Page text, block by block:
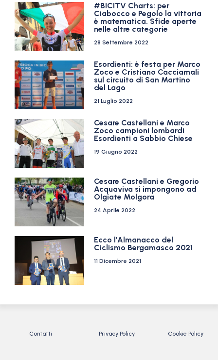
#BICITV Charts: per
Ciabocco e Pegolo la vittoria
è matematica. Sfide aperte
nelle altre categorie
28 Settembre 2022
Esordienti: è festa per Marco
Zoco e Cristiano Cacciamali
sul circuito di San Martino
del Lago
21 Luglio 2022
Cesare Castellani e Marco
Zoco campioni lombardi
Esordienti a Sabbio Chiese
19 Giugno 2022
Cesare Castellani e Gregorio
Acquaviva si impongono ad
Olgiate Molgora
24 Aprile 2022
Ecco l’Almanacco del
Ciclismo Bergamasco 2021
11 Dicembre 2021
Contatti Privacy Policy Cookie Policy